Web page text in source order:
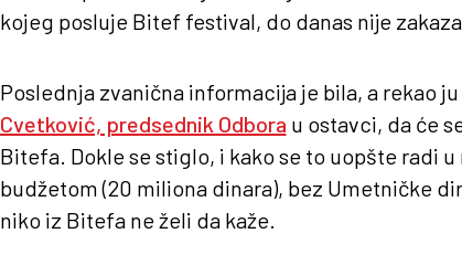
kojeg posluje Bitef festival, do danas nije
Poslednja zvanična informacija je bila, a rekao
Cvetković, predsednik Odbora u ostavci, da će
Bitefa. Dokle se stiglo, i kako se to uopšte radi
budžetom (20 miliona dinara), bez Umetničke
niko iz Bitefa ne želi da kaže.